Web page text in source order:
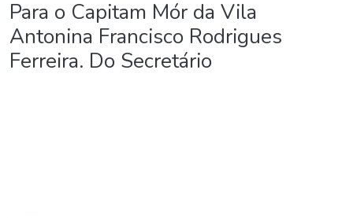
Estatísticas
Para o Capitam Mór da Vila
Antonina Francisco Rodrigues
Ferreira. Do Secretário